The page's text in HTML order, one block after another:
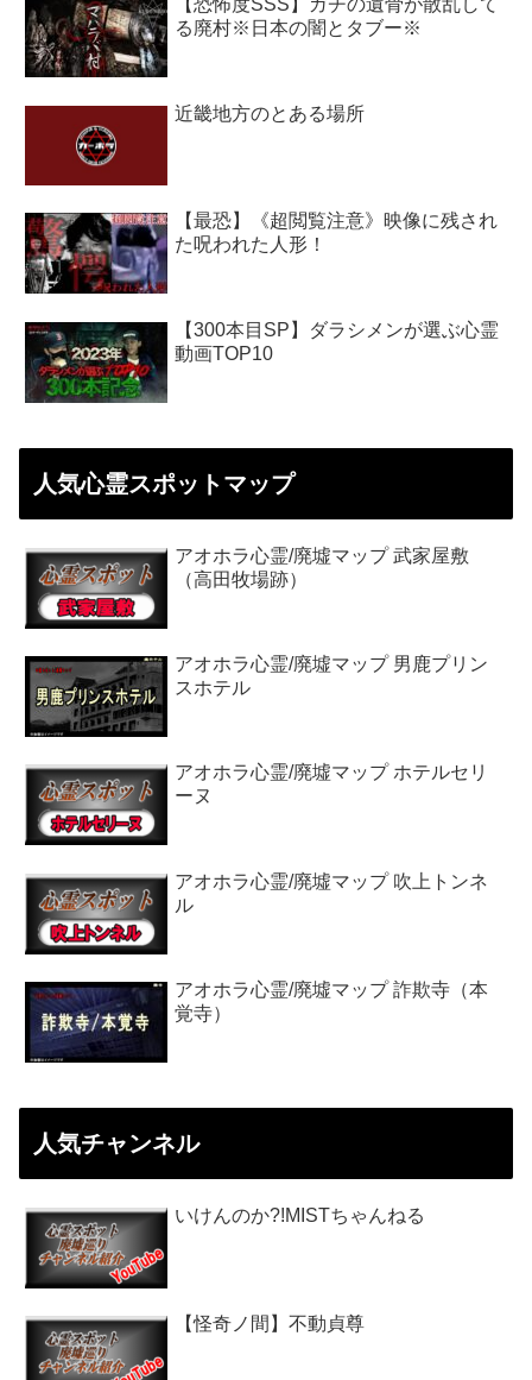
【恐怖度SSS】ガチの遺骨が散乱して
る廃村※日本の闇とタブー※
近畿地方のとある場所
【最恐】《超閲覧注意》映像に残され
た呪われた人形！
【300本目SP】ダラシメンが選ぶ心霊
動画TOP10
人気心霊スポットマップ
アオホラ心霊/廃墟マップ 武家屋敷
（高田牧場跡）
アオホラ心霊/廃墟マップ 男鹿プリン
スホテル
アオホラ心霊/廃墟マップ ホテルセリ
ーヌ
アオホラ心霊/廃墟マップ 吹上トンネ
ル
アオホラ心霊/廃墟マップ 詐欺寺（本
覚寺）
人気チャンネル
いけんのか?!MISTちゃんねる
【怪奇ノ間】不動貞尊